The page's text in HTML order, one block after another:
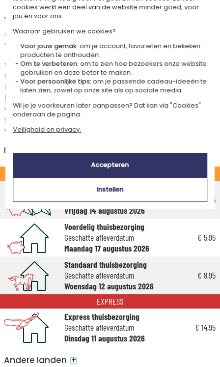
Dit artikel wordt gepersonaliseerd in ons Amikado
atelier. Het komt in aanmerking voor de aanbieding «Gratis verzending
vanaf 85 € aankoop» -Zie voorwaarden
Voor elke bestelling onder 85 €, zijn de onderstaande verzendkosten van
toepassing.
De geschatte levertijden kunt je hieronder vinden. Je kunt de
bezorgopties bepalen: normale levering of express levering. Per cadeau
worden de mogelijke leveropties weergegeven op de artikelpagina en
tijdens de stappen van je winkelwagen. (Als je het geld overmaakt, houd
wel rekening met 3-4 dagen extra levertijd van je cadeau.)
Nederland
Voordelig afhaalpunt
Geschatte afleverdatum
Vrijdag 14 augustus 2026
€ 5,25
Voordelig thuisbezorging
Geschatte afleverdatum
Maandag 17 augustus 2026
€ 5,95
Standaard thuisbezorging
Geschatte afleverdatum
Woensdag 12 augustus 2026
€ 8,95
EXPRESS
Express thuisbezorging
Geschatte afleverdatum
Dinsdag 11 augustus 2026
€ 14,95
Andere landen +
cookies werkt een deel van de website minder goed, voor
jou én voor ons.
Waarom gebruiken we cookies?
Voor jouw gemak:om je account, favorieten en bekeken
producten te onthouden.
Om te verbeteren:om te zien hoe bezoekers onze website
gebruiken en deze beter te maken.
Voor persoonlijke tips:om je passende cadeau-ideeën te
laten zien, zowel op onze site als op sociale media.
Wil je je voorkeuren later aanpassen? Dat kan via "Cookies"
onderaan de pagina.
Veiligheid en privacy.
Accepteren
Instellen